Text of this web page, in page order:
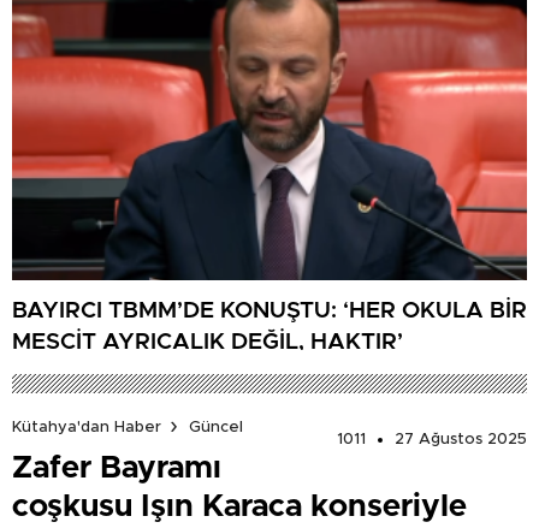
BAYIRCI TBMM’DE KONUŞTU: ‘HER OKULA BİR
MESCİT AYRICALIK DEĞİL, HAKTIR’
Kütahya'dan Haber
Güncel
1011
27 Ağustos 2025
Zafer Bayramı
coşkusu Işın Karaca konseriyle